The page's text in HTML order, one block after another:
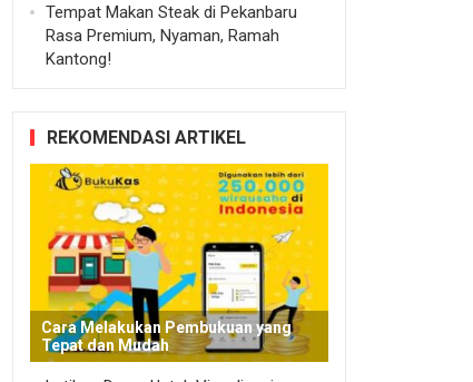
Tempat Makan Steak di Pekanbaru
Rasa Premium, Nyaman, Ramah
Kantong!
REKOMENDASI ARTIKEL
Cara Melakukan Pembukuan yang
Tepat dan Mudah